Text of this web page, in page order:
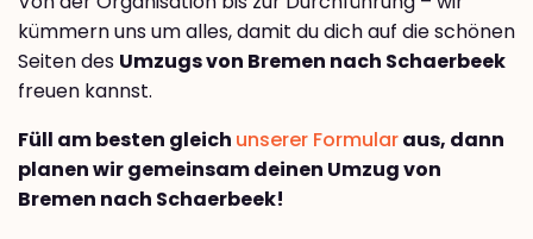
kümmern uns um alles, damit du dich auf die schönen
Seiten des Umzugs von Bremen nach Schaerbeek
freuen kannst.
Füll am besten gleich unserer Formularaus, dann
planen wir gemeinsam deinen Umzug von
Bremen nach Schaerbeek!